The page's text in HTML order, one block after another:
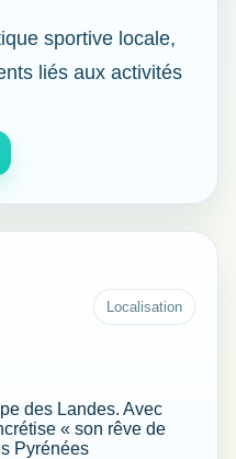
sportive locale,
liés aux activités
Localisation
des Landes. Avec
« son rêve de
Pyrénées